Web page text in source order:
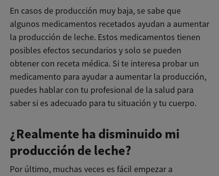
En casos de producción muy baja, se sabe que
algunos medicamentos recetados ayudan a aumentar
la producción de leche. Estos medicamentos tienen
posibles efectos secundarios y solo se pueden
obtener con receta médica. Si te interesa probar un
medicamento para ayudar a aumentar la producción,
puedes hablar con tu profesional de la salud para
saber si es adecuado para tu situación y tu cuerpo.
¿Realmente ha disminuido mi
producción de leche?
Por último, muchas veces es fácil empezar a